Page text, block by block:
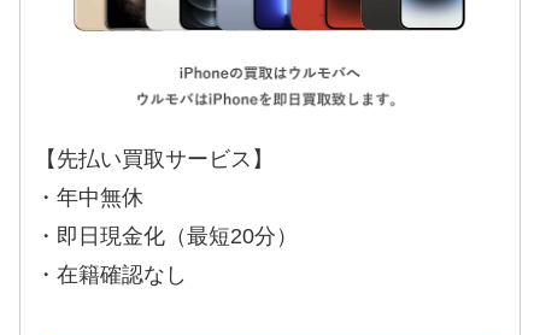
【先払い買取サービス】
・年中無休
・即日現金化（最短20分）
・在籍確認なし